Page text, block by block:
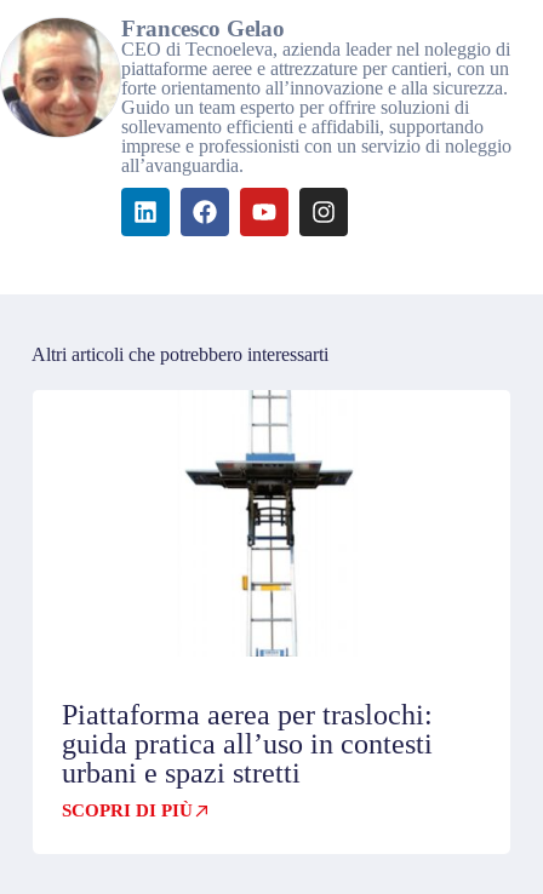
Francesco Gelao
CEO di Tecnoeleva, azienda leader nel noleggio di
piattaforme aeree e attrezzature per cantieri, con un
forte orientamento all’innovazione e alla sicurezza.
Guido un team esperto per offrire soluzioni di
sollevamento efficienti e affidabili, supportando
imprese e professionisti con un servizio di noleggio
all’avanguardia.
Altri articoli che potrebbero interessarti
Piattaforma aerea per traslochi:
guida pratica all’uso in contesti
urbani e spazi stretti
SCOPRI DI PIÙ